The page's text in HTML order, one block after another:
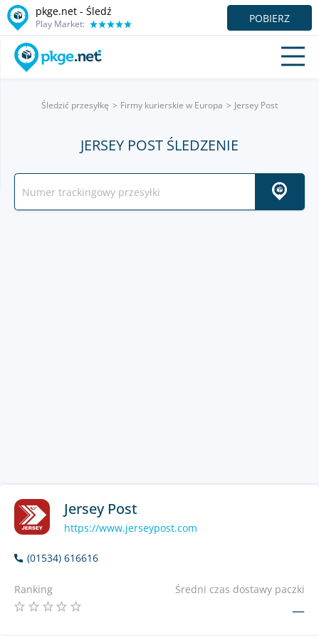
pkge.net - Śledź
Play Market: POBIERZ
Śledzić przesyłkę Firmy kurierskie w Europa Jersey Post
JERSEY POST ŚLEDZENIE
Jersey Post
https://www.jerseypost.com
(01534) 616616
Ranking Średni czas dostawy paczki
—